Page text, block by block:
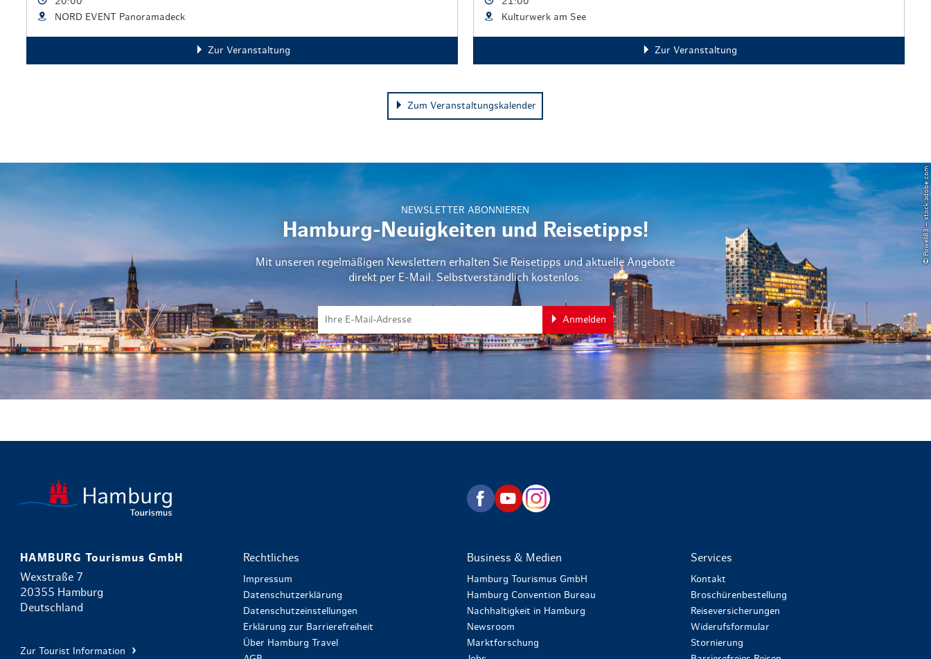
NORD EVENT Panoramadeck
Zur Veranstaltung
Kulturwerk am See
Zur Veranstaltung
Zum Veranstaltungskalender
NEWSLETTER ABONNIEREN
Hamburg-Neuigkeiten und Reisetipps!
Mit unseren regelmäßigen Newslettern erhalten Sie Reisetipps und aktuelle Angebote
direkt per E-Mail. Selbstverständlich kostenlos.
Anmelden
© Powell83 – stock.adobe.com
zurück zur Startseite
HAMBURG Tourismus GmbH
Wexstraße 7
20355 Hamburg
Deutschland
Zur Tourist Information
Rechtliches
Impressum
Datenschutzerklärung
Datenschutzeinstellungen
Erklärung zur Barrierefreiheit
Über Hamburg Travel
Business & Medien
Hamburg Tourismus GmbH
Hamburg Convention Bureau
Nachhaltigkeit in Hamburg
Newsroom
Marktforschung
Services
Kontakt
Broschürenbestellung
Reiseversicherungen
Widerufsformular
Stornierung